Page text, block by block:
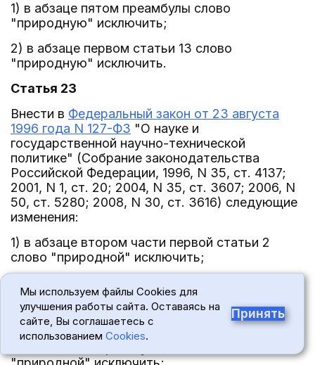
1) в абзаце пятом преамбулы слово
"природную" исключить;
2) в абзаце первом статьи 13 слово
"природную" исключить.
Статья 23
Внести в Федеральный закон от 23 августа
1996 года N 127-ФЗ "О науке и
государственной научно-технической
политике" (Собрание законодательства
Российской Федерации, 1996, N 35, ст. 4137;
2001, N 1, ст. 20; 2004, N 35, ст. 3607; 2006, N
50, ст. 5280; 2008, N 30, ст. 3616) следующие
изменения:
1) в абзаце втором части первой статьи 2
слово "природной" исключить;
а) в абзаце одиннадцатом пункта 6 слово
"природную" исключить;
Мы используем файлы Cookies для
улучшения работы сайта. Оставаясь на
сайте, Вы соглашаетесь с
использованием Cookies.
Принять